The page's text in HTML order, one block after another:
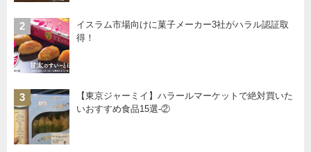
2
イスラム市場向けに菓子メーカー3社がハラル認証取
得！
3
【東京ジャーミイ】ハラールマーケットで絶対買いた
いおすすめ食品15選-②